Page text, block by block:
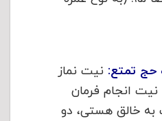
حج تمتع: نیت نماز
انجام فرمان
به خالق هستی، دو